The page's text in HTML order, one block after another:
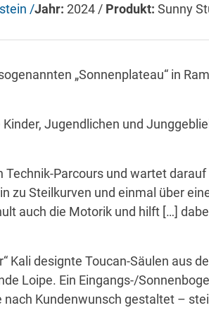
/Jahr: 2024 / Produkt: Sunny
„Sonnenplateau“ in
Jugendlichen und
Parcours und wartet
zu Steilkurven und einmal über
auch die Motorik und hilft […]
designte Toucan-Säulen aus
Loipe. Ein Eingangs-/
Kundenwunsch gestaltet –